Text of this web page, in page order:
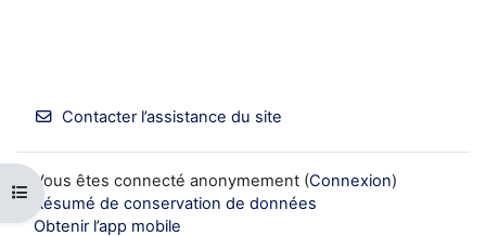
Ouvrir l’index du cours
Contacter l’assistance du site
Vous êtes connecté anonymement (Connexion)
Résumé de conservation de données
Obtenir l’app mobile